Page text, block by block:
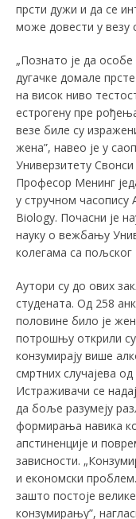
прсти дужи и да се
може довести у
„Познато је да
дугачке домале
на висок ниво
естрогену пре
везе биле су
жена”, навео је у
Универзитету Свонси
Професор Менинг
у стручном часопису
Biology. Почасни је
науку о вежбању
колегама са пољског
Аутори су до ових
студената. Од 258
половине било је
потрошњу открили
конзумирају више
смртних случајева
Истраживачи се
да боље разумеју
формирања навика
апстиненције и
зависности.
и економски
зашто постоје
конзумирању”,